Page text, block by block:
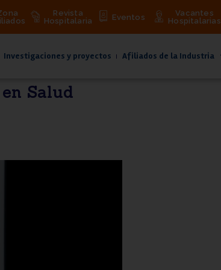
Revista
Hospitalaria
Eventos
Vacantes
Hospitalarias
Investigaciones y proyectos Afiliados de la Industria
Salud